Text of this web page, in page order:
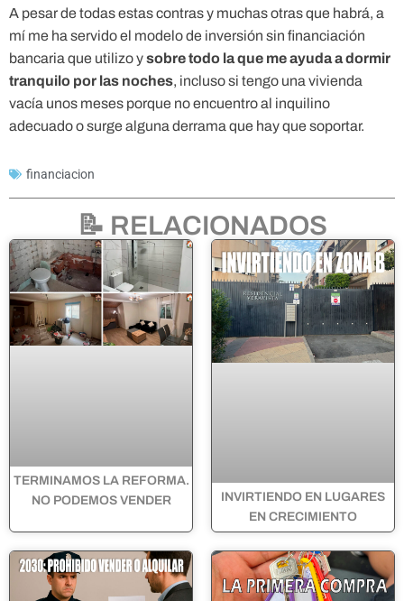
A pesar de todas estas contras y muchas otras que habrá, a
mí me ha servido el modelo de inversión sin financiación
bancaria que utilizo ysobre todo la que me ayuda a dormir
tranquilo por las noches, incluso si tengo una vivienda
vacía unos meses porque no encuentro al inquilino
adecuado o surge alguna derrama que hay que soportar.
financiacion
📝 RELACIONADOS
TERMINAMOS LA REFORMA.
NO PODEMOS VENDER
INVIRTIENDO EN LUGARES
EN CRECIMIENTO